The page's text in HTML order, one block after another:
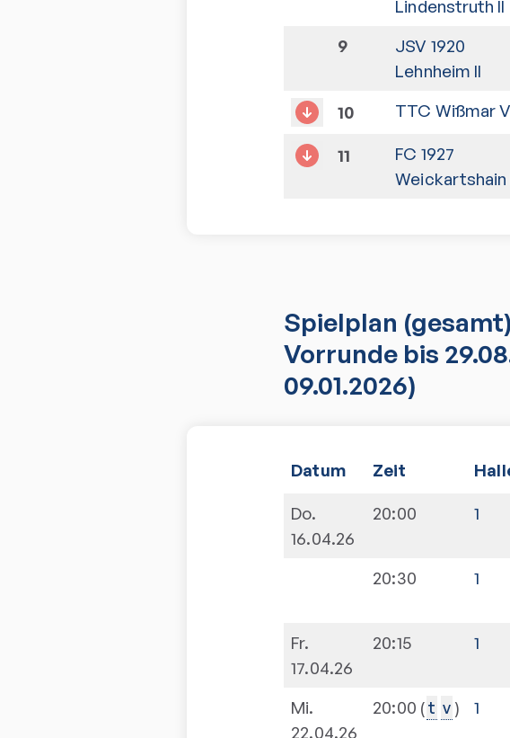
Lindenstruth II
9
JSV 1920
Lehnheim II
10 TTC Wißmar
11
FC 1927
Weickartshain
Spielplan (gesamt)
Vorrunde bis
09.01.2026)
Datum Zeit
Do.
16.04.26
20:00 1
20:30 1
Fr.
17.04.26
20:15 1
Mi.
22.04.26
20:00 t v 1